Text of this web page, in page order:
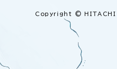
Copyright ©